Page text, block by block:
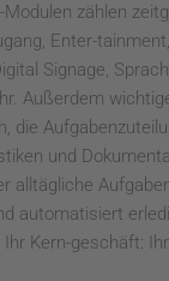
zählen
Enter-
Signage,
Außerdem
die
und
alltägliche
automatisiert
Kern-geschäft: